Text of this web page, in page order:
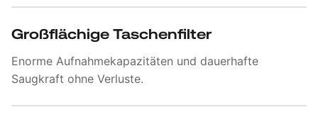
Großflächige Taschenfilter
Enorme Aufnahmekapazitäten und dauerhafte
Saugkraft ohne Verluste.